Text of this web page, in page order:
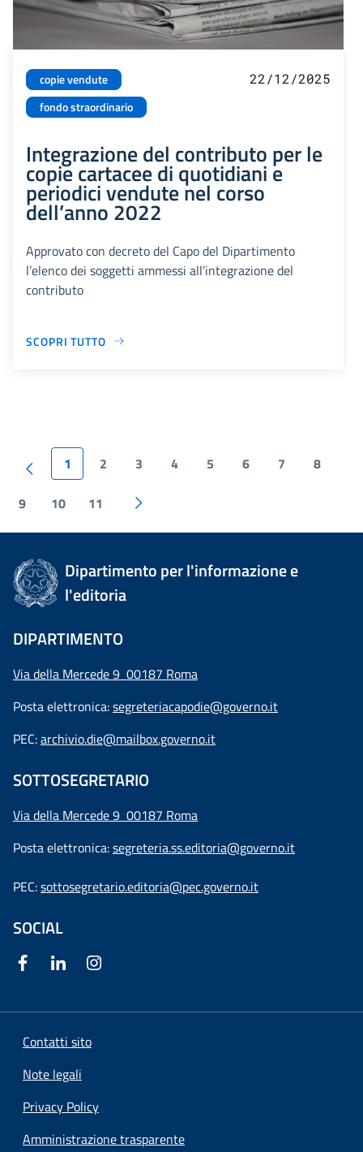
copie vendute
fondo straordinario
22/12/2025
Integrazione del contributo per le
copie cartacee di quotidiani e
periodici vendute nel corso
dell’anno 2022
Approvato con decreto del Capo del Dipartimento
l’elenco dei soggetti ammessi all’integrazione del
contributo
SCOPRI TUTTO
1 2 3 4 5 6 7 8
9 10 11
Dipartimento per l'informazione e
l'editoria
DIPARTIMENTO
Via della Mercede 9 00187 Roma
Posta elettronica:segreteriacapodie@governo.it
PEC:archivio.die@mailbox.governo.it
SOTTOSEGRETARIO
Via della Mercede 9 00187 Roma
Posta elettronica:segreteria.ss.editoria@governo.it
PEC:sottosegretario.editoria@pec.governo.it
SOCIAL
Contatti sito
Note legali
Privacy Policy
Amministrazione trasparente